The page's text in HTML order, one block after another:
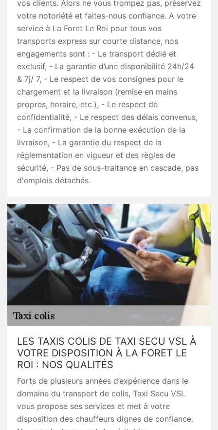
vos clients. Alors ne vous trompez pas, préservez
votre notoriété et faites-nous confiance. A votre
service à La Foret Le Roi pour tous vos
transports express sur courte distance, nos
engagements sont : - Le transport dédié et
exclusif, - La garantie d’une disponibilité 24h/24
& 7j/ 7, - Le respect de vos consignes pour le
chargement et la livraison (remise en mains
propres, horaire, etc.), - Le respect de
confidentialité, - Le respect des délais convenus,
- La confirmation de la bonne exécution de la
livraison, - La garantie du respect de la
réglementation en vigueur et des règles de
sécurité, - Pas de sous-traitance en cascade, pas
d'emplois détachés.
LES TAXIS COLIS DE TAXI SECU VSL À
VOTRE DISPOSITION À LA FORET LE
ROI : NOS QUALITÉS
Forts de plusieurs années d’expérience dans le
domaine du transport de colis, Taxi Secu VSL
vous propose ses services et met à votre
disposition des chauffeurs dignes de confiance.